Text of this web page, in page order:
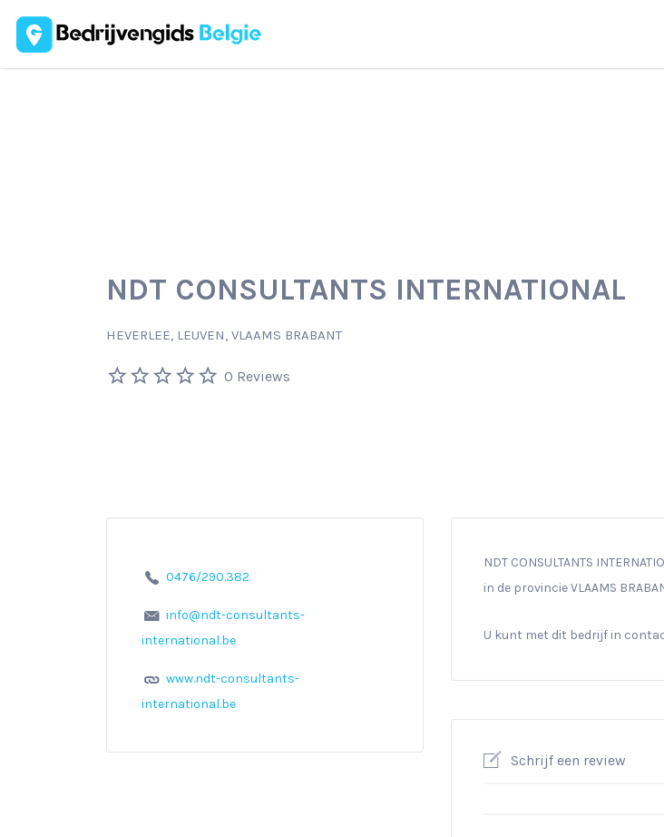
Zoek
naar:
NDT CONSULTANTS INTERNATIONAL
HEVERLEE, LEUVEN, VLAAMS BRABANT
0 Reviews
0476/290.382
info@ndt-consultants-
international.be
www.ndt-consultants-
international.be
NDT CONSULTANTS
in de provincie VLAAMS
U kunt met dit bedrijf in
Schrijf een review